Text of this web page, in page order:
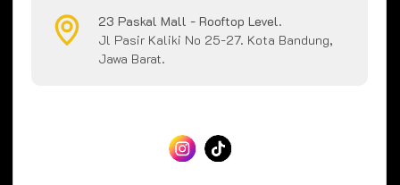
23 Paskal Mall - Rooftop Level.
Jl Pasir Kaliki No 25-27. Kota Bandung,
Jawa Barat.